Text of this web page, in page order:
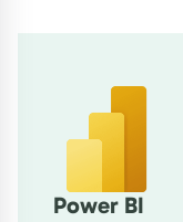
Power BI